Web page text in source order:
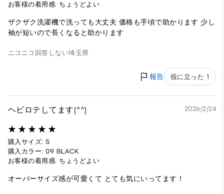
お客様の着用感: ちょうどよい
ザクザク洗濯機で洗っても大丈夫 価格も手頃で助かります 少し
袖が短いので長くなると助かります
ニコニコ 回答しない埼玉県
報告 役に立った 1
ヘビロテしてます(^^) 2026/2/24
購入サイズ: S
購入カラー: 09 BLACK
お客様の着用感: ちょうどよい
オーバーサイズ感が可愛くて とても気にいってます！